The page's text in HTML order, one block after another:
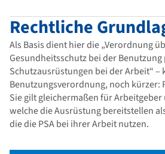
Rechtliche
Als Basis dient hier die „Verordnung
Gesundheitsschutz bei der
Schutzausrüstungen bei der Arbeit“ –
Benutzungsverordnung, noch kürzer:
Sie gilt gleichermaßen für
welche die Ausrüstung bereitstellen
die die PSA bei ihrer Arbeit nutzen.